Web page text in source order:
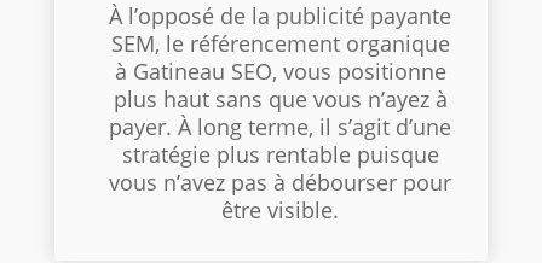
À l’opposé de la publicité payante
SEM, le référencement organique
à Gatineau SEO, vous positionne
plus haut sans que vous n’ayez à
payer. À long terme, il s’agit d’une
stratégie plus rentable puisque
vous n’avez pas à débourser pour
être visible.